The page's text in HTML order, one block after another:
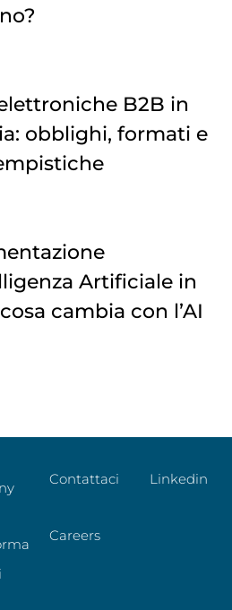
B2B in
obblighi, formati e
Artificiale in
cambia con l’AI
Contattaci
Careers
Linkedin